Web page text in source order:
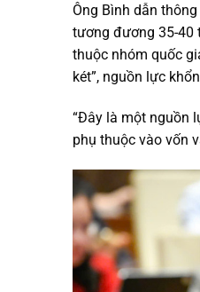
Ông Bình dẫn
tương đương 35-40
thuộc nhóm quốc
két”, nguồn lực
“Đây là một nguồn
phụ thuộc vào vốn